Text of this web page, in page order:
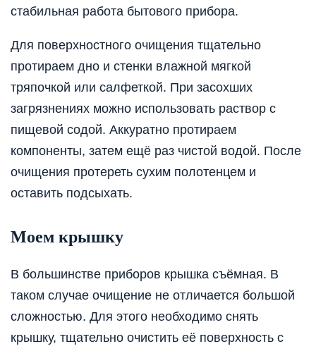
стабильная работа бытового прибора.
Для поверхностного очищения тщательно
протираем дно и стенки влажной мягкой
тряпочкой или салфеткой. При засохших
загрязнениях можно использовать раствор с
пищевой содой. Аккуратно протираем
компоненты, затем ещё раз чистой водой. После
очищения протереть сухим полотенцем и
оставить подсыхать.
Моем крышку
В большинстве приборов крышка съёмная. В
таком случае очищение не отличается большой
сложностью. Для этого необходимо снять
крышку, тщательно очистить её поверхность с